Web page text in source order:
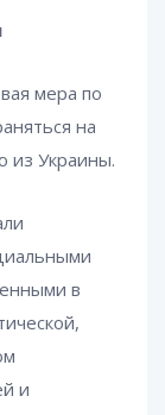
мера по
на
из Украины.
в
и